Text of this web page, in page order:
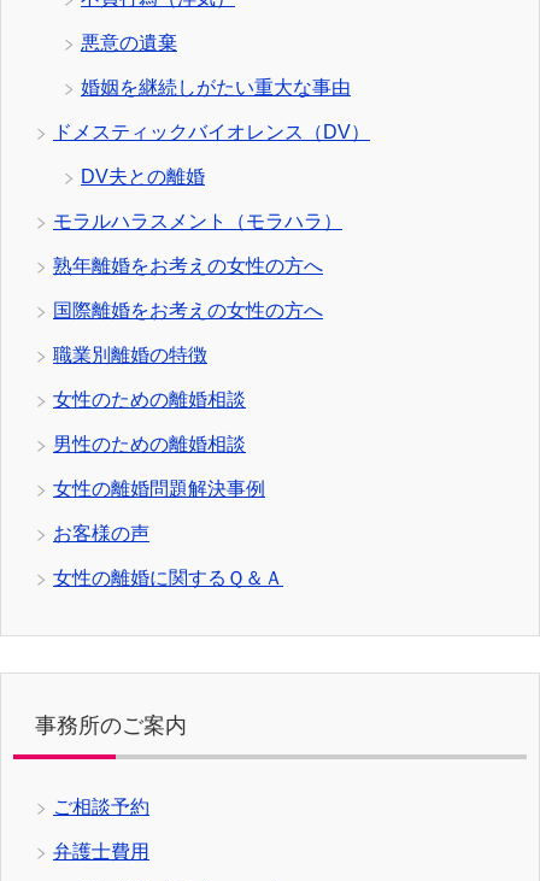
悪意の遺棄
婚姻を継続しがたい重大な事由
ドメスティックバイオレンス（DV）
DV夫との離婚
モラルハラスメント（モラハラ）
熟年離婚をお考えの女性の方へ
国際離婚をお考えの女性の方へ
職業別離婚の特徴
女性のための離婚相談
男性のための離婚相談
女性の離婚問題解決事例
お客様の声
女性の離婚に関するＱ＆Ａ
事務所のご案内
ご相談予約
弁護士費用